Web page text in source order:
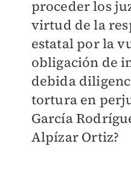
proceder los
virtud de la
estatal por la
obligación de
debida
tortura en
García
Alpízar Ortiz?